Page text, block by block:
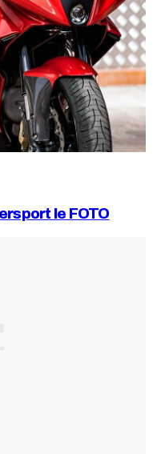
le FOTO